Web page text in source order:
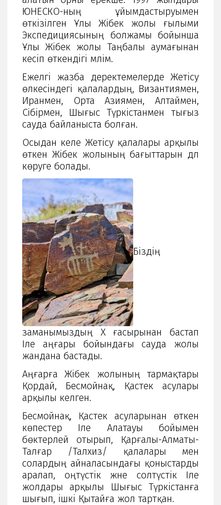
ЮНЕСКО-ның ұйымдастыруымен
өткізілген Ұлы Жібек жолы ғылыми
Экспедициясының болжамы бойынша
Ұлы Жібек жолы Таңбалы аумағынан
кесіп өткендігі мәлім.
Ежелгі жазба деректемелерде Жетісу
өлкесіндегі қалалардың, Византиямен,
Иранмен, Орта Азиямен, Алтаймен,
Сібірмен, Шығыс Түркістанмен тығыз
сауда байланыста болған.
Осыдан келе Жетісу қалалары арқылы
өткен Жібек жолының бағыттарын дәл
көруге болады.
Біздің
заманымыздың X ғасырынан бастап
Іле аңғары бойындағы сауда жолы
жандана бастады.
Аңғарға Жібек жолының тармақтары
Қордай, Бесмойнақ, Қастек асулары
арқылы келген.
Бесмойнақ, Қастек асуларынан өткен
көпестер Іле Алатауы бойымен
бөктерлей отырып, Қарғалы-Алматы-
Талғар /Талхиз/ қалалары мен
солардың айналасындағы қоныстарды
аралап, оңтүстік және солтүстік Іле
жолдары арқылы Шығыс Түркістанға
шығып, ішкі Қытайға жол тартқан.